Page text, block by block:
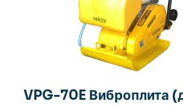
VPG-70E Виброплита